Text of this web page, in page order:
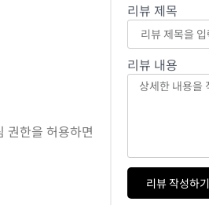
권한을 허용하면
리뷰 제목
리뷰 내용
리뷰 작성하기